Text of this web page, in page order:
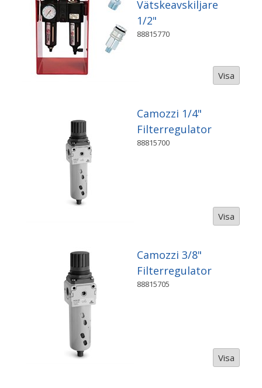
Vätskeavskiljare
1/2"
88815770
Visa
Camozzi 1/4"
Filterregulator
88815700
Visa
Camozzi 3/8"
Filterregulator
88815705
Visa